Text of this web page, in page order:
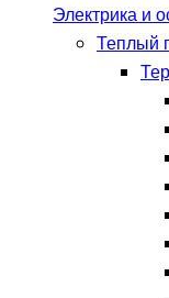
Электрика и
Теплый